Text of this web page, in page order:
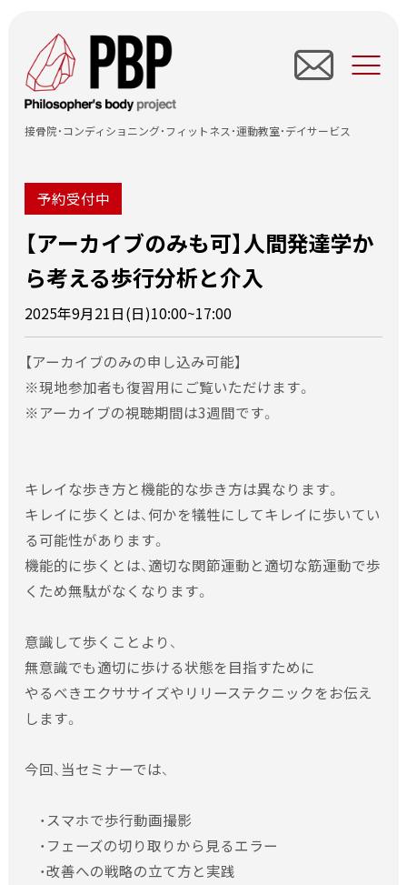
TOP
すずき接骨院
wise kids
wise fit
所在地情報
お知らせ情報
セミナー情報
お問い合わせ
接骨院・コンディショニング・フィットネス・運動教室・デイサービス
予約受付中
【アーカイブのみも可】人間発達学か
ら考える歩行分析と介入
2025年9月21日(日)10:00~17:00
【アーカイブのみの申し込み可能】
※現地参加者も復習用にご覧いただけます。
※アーカイブの視聴期間は3週間です。
キレイな歩き方と機能的な歩き方は異なります。
キレイに歩くとは、何かを犠牲にしてキレイに歩いてい
る可能性があります。
機能的に歩くとは、適切な関節運動と適切な筋運動で歩
くため無駄がなくなります。
意識して歩くことより、
無意識でも適切に歩ける状態を目指すために
やるべきエクササイズやリリーステクニックをお伝え
します。
今回、当セミナーでは、
・スマホで歩行動画撮影
・フェーズの切り取りから見るエラー
・改善への戦略の立て方と実践
セミナー開催中止について
・天災及びその他やむを得ない事情により、セミナー開催中止
にさせていただく場合がございます。その場合、電話・メール・
・開催中止の場合、セミナー受講料は銀行振込にて全額返金致
担致しかねます。
だく場合がございます。その場合、電話・メール・ＦＡＸのいず
れかにより連絡差し上げます。
・会場や日程を変更をしたことによる、宿泊先のホテル変更な
どのキャンセル料・払い戻しなどは致しかねますのでご了承
ください。
セミナー受講料の支払いについて
・受講料の支払い方法は、原則として銀行振込となります。当
方にて振込確認が出来次第、セミナー申込み完了と致します。
振込み確認後、申込み完了のメールを送らせて頂きます。振込
い場合は、当施設へ確認下さいますようお願い致します。
いただきます。
・支払い期限につきましては、セミナー申込み後にメール・Ｆ
ＡＸのいずれかにより連絡させていただきます。期限内に受